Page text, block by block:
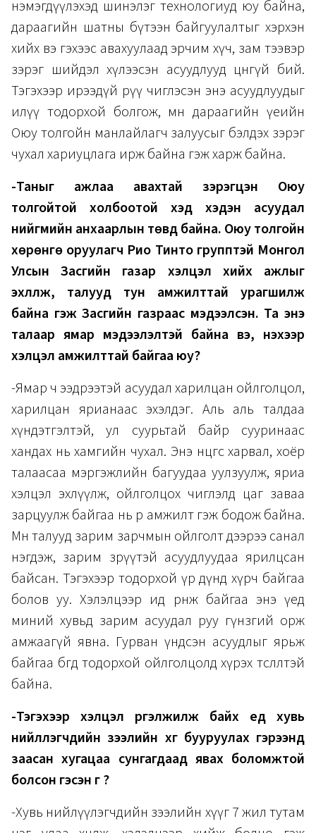
нэмэгдүүлэхэд шинэлэг технологиуд юу байна,
дараагийн шатны бүтээн байгуулалтыг хэрхэн
хийх вэ гэхээс авахуулаад эрчим хүч, зам тээвэр
зэрэг шийдэл хүлээсэн асуудлууд цөөнгүй бий.
Тэгэхээр ирээдүй рүү чиглэсэн энэ асуудлуудыг
илүү тодорхой болгож, мөн дараагийн үеийн
Оюу толгойн манлайлагч залуусыг бэлдэх зэрэг
чухал хариуцлага ирж байна гэж харж байна.
-Таныг ажлаа авахтай зэрэгцэн Оюу
толгойтой холбоотой хэд хэдэн асуудал
нийгмийн анхаарлын төвд байна. Оюу толгойн
хөрөнгө оруулагч Рио Тинто групптэй Монгол
Улсын Засгийн газар хэлцэл хийх ажлыг
эхлүүлж, талууд тун амжилттай урагшилж
байна гэж Засгийн газраас мэдээлсэн. Та энэ
талаар ямар мэдээлэлтэй байна вэ, үнэхээр
хэлцэл амжилттай байгаа юу?
-Ямар ч ээдрээтэй асуудал харилцан ойлголцол,
харилцан ярианаас эхэлдэг. Аль аль талдаа
хүндэтгэлтэй, ул суурьтай байр сууринаас
хандах нь хамгийн чухал. Энэ өнцгөөс харвал, хоёр
талаасаа мэргэжлийн багуудаа уулзуулж, яриа
хэлцэл эхлүүлж, ойлголцох чиглэлд цаг заваа
зарцуулж байгаа нь өөрөө амжилт гэж бодож байна.
Мөн талууд зарим зарчмын ойлголт дээрээ санал
нэгдэж, зарим зөрүүтэй асуудлуудаа ярилцсан
байсан. Тэгэхээр тодорхой үр дүнд хүрч байгаа
болов уу. Хэлэлцээр ид өрнөж байгаа энэ үед
миний хувьд зарим асуудал руу гүнзгий орж
амжаагүй явна. Гурван үндсэн асуудлыг ярьж
байгаа бөгөөд тодорхой ойлголцолд хүрэх төсөөлөлтэй
байна.
-Тэгэхээр хэлцэл үргэлжилж байх үед хувь
нийлүүлэгчдийн зээлийн хүүг бууруулах гэрээнд
заасан хугацаа сунгагдаад явах боломжтой
болсон гэсэн үг үү?
-Хувь нийлүүлэгчдийн зээлийн хүүг 7 жил тутам